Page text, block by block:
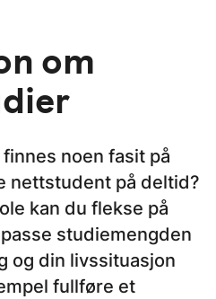
om
noen fasit på
nettstudent på deltid?
kan du flekse på
studiemengden
og din livssituasjon
fullføre et